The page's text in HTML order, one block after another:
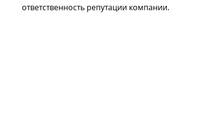
ответственность репутации компании.